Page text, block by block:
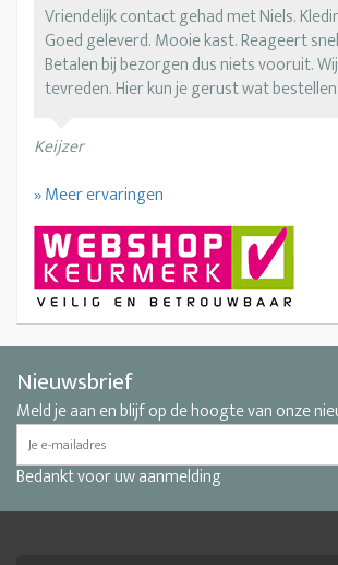
Vriendelijk contact gehad met Niels.
Goed geleverd. Mooie kast. Reageert
Betalen bij bezorgen dus niets vooruit.
tevreden. Hier kun je gerust wat bestellen.
Keijzer
» Meer ervaringen
Nieuwsbrief
Meld je aan en blijf op de hoogte van onze
Bedankt voor uw aanmelding